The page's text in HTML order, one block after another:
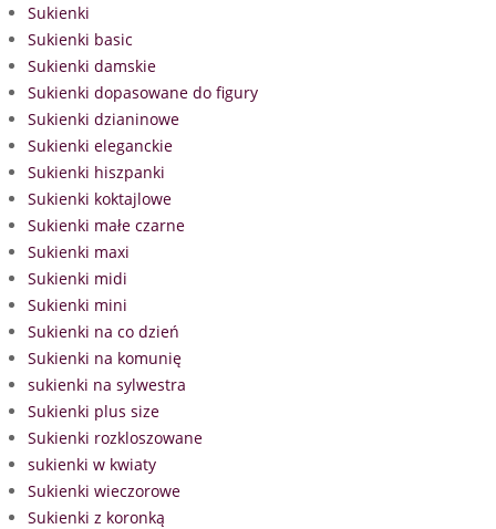
Sukienki
Sukienki basic
Sukienki damskie
Sukienki dopasowane do figury
Sukienki dzianinowe
Sukienki eleganckie
Sukienki hiszpanki
Sukienki koktajlowe
Sukienki małe czarne
Sukienki maxi
Sukienki midi
Sukienki mini
Sukienki na co dzień
Sukienki na komunię
sukienki na sylwestra
Sukienki plus size
Sukienki rozkloszowane
sukienki w kwiaty
Sukienki wieczorowe
Sukienki z koronką